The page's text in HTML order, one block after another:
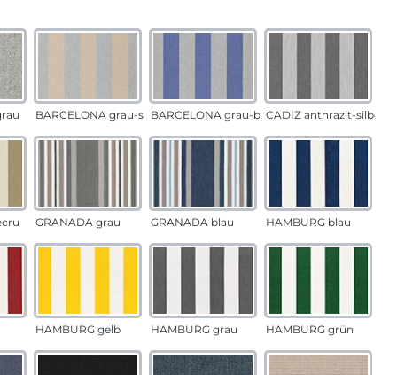
BARCELONA grau-sandBARCELONA grau-blauCADÍZ anthrazit-silber
GRANADA grau GRANADA blau HAMBURG blau
HAMBURG gelb HAMBURG grau HAMBURG grün